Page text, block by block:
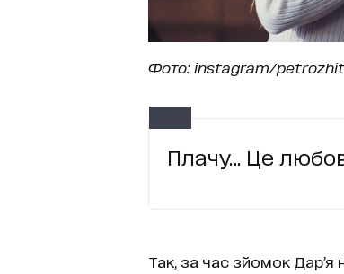
Фото: instagram/
Плачу… Це
Так, за час зйомок Дар’я